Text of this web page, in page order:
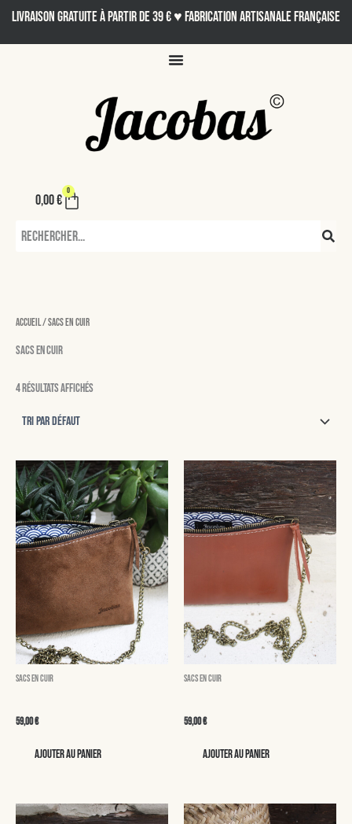
Aller
contenu
LIVRAISON GRATUITE À PARTIR DE 39 € ♥ Fabrication artisanale française
0,00€
0
Panier
Accueil/ Sacs en cuir
Sacs en cuir
4 résultats affichés
Sacs en cuir
59,00€
Ajouter au panier
Sacs en cuir
59,00€
Ajouter au panier